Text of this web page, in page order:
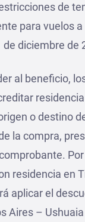
de
para vuelos
de diciembre de
al beneficio,
o destino
la compra,
residencia en
aplicar el
Aires – Ushuaia